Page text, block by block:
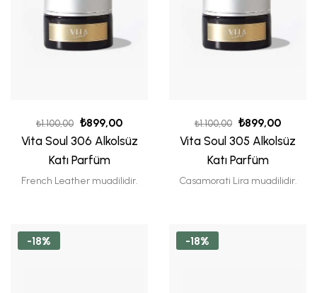
₺1.100,00 ₺899,00
Vita Soul 306 Alkolsüz
Katı Parfüm
French Leather muadilidir.
₺1.100,00 ₺899,00
Vita Soul 305 Alkolsüz
Katı Parfüm
Casamorati Lira muadilidir.
-18% -18%